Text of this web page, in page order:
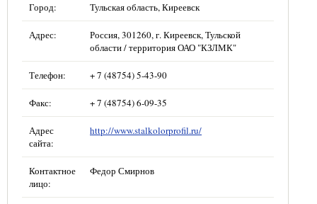
Город: Тульская область, Киреевск
Адрес:
Россия, 301260, г. Киреевск, Тульской
области / территория ОАО "КЗЛМК"
Телефон: + 7 (48754) 5-43-90
Факс: + 7 (48754) 6-09-35
Адрес
сайта:
http://www.stalkolorprofil.ru/
Контактное
лицо:
Федор Смирнов